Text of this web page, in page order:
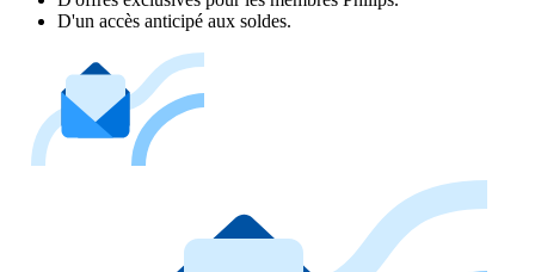
D'un accès anticipé aux soldes.